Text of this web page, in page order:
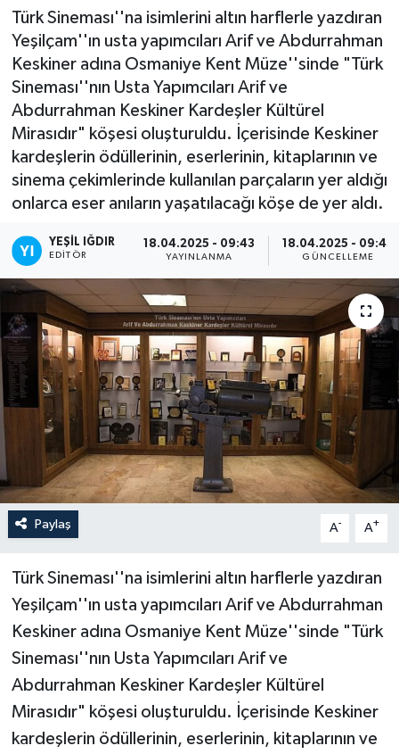
Türk Sineması''na isimlerini altın harflerle yazdıran
Yeşilçam''ın usta yapımcıları Arif ve Abdurrahman
Keskiner adına Osmaniye Kent Müze''sinde "Türk
Sineması''nın Usta Yapımcıları Arif ve
Abdurrahman Keskiner Kardeşler Kültürel
Mirasıdır" köşesi oluşturuldu. İçerisinde Keskiner
kardeşlerin ödüllerinin, eserlerinin, kitaplarının ve
sinema çekimlerinde kullanılan parçaların yer aldığı
onlarca eser anıların yaşatılacağı köşe de yer aldı.
YEŞIL IĞDIR
EDITÖR
18.04.2025 - 09:43
YAYINLANMA
18.04.2025 - 09:43
GÜNCELLEME
Paylaş A- A+
Türk Sineması''na isimlerini altın harflerle yazdıran
Yeşilçam''ın usta yapımcıları Arif ve Abdurrahman
Keskiner adına Osmaniye Kent Müze''sinde "Türk
Sineması''nın Usta Yapımcıları Arif ve
Abdurrahman Keskiner Kardeşler Kültürel
Mirasıdır" köşesi oluşturuldu. İçerisinde Keskiner
kardeşlerin ödüllerinin, eserlerinin, kitaplarının ve